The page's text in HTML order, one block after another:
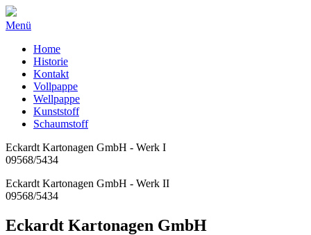
Menü
Home
Historie
Kontakt
Vollpappe
Wellpappe
Kunststoff
Schaumstoff
Eckardt Kartonagen GmbH - Werk I
09568/5434
Eckardt Kartonagen GmbH - Werk II
09568/5434
Eckardt Kartonagen GmbH